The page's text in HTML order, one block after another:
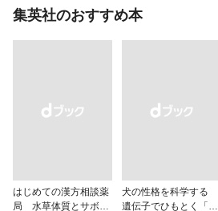
集英社のおすすめ本
はじめての漢方相談薬
局 水草体質とサボテ
犬の性格を科学する
遺伝子でひもとく「最